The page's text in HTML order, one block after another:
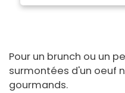
Pour un brunch ou un
surmontées d'un oeuf
gourmands.